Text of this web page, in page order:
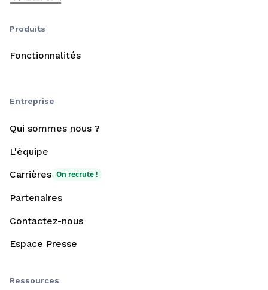
Produits
Fonctionnalités
Entreprise
Qui sommes nous ?
L'équipe
Carrières On recrute !
Partenaires
Contactez-nous
Espace Presse
Ressources